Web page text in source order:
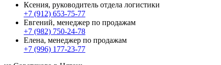
Ксения, руководитель отдела логистики
+7 (912) 653-75-77
Евгений, менеджер по продажам
+7 (982) 750-24-78
Елена, менеджер по продажам
+7 (996) 177-23-77